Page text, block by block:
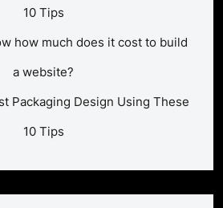
10 Tips
how much does it cost to build
a website?
Packaging Design Using These
10 Tips